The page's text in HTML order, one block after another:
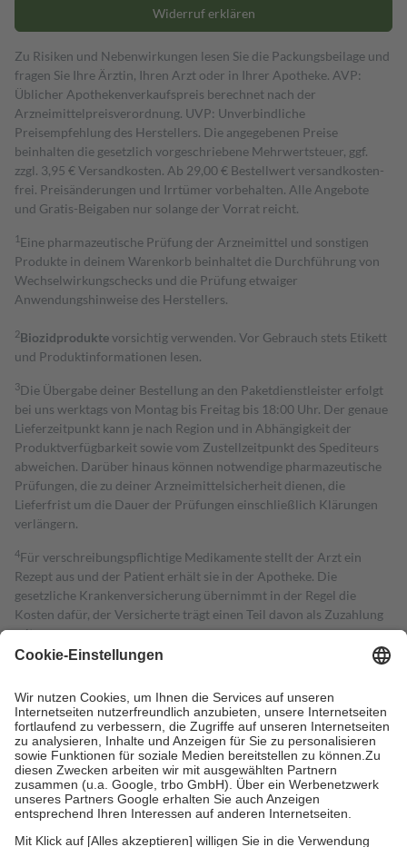
Widerruf erklären
Zu Risiken und Nebenwirkungen lesen Sie die Packungsbeilage und
fragen Sie Ihre Ärztin, Ihren Arzt oder in Ihrer Apotheke. AVP:
Üblicher Apothekenverkaufspreis berechnet nach der
Arzneimittelpreisverordnung. UVP: Unverbindliche
Preisempfehlung des Herstellers. Die angegebenen Preise
beinhalten die gesetzlich vorgeschriebene Mehrwertsteuer, ggf.
zzgl. 3,95 € Versandkosten. Ab 29,00 € Bestell­wert versand­kosten­
frei. Preisänderungen und Irrtümer vorbehalten. Alle Angebote
und Gratis-Beigaben nur solange der Vorrat reicht.
1 Eine pharmazeutische Prüfung der Arzneimittel und sonstigen
Produkte in deinem Warenkorb beinhaltet die Durchführung von
Wechselwirkungschecks und die Prüfung etwaiger
Anwendungshinweise des Herstellers.
2Biozidproduktevorsichtig verwenden. Vor Gebrauch stets Etikett
und Produktinformationen lesen.
3Die Übergabe deiner Bestellung an den Paketdienstleister erfolgt
bei uns werktags von Montag bis Freitag bis 18:00 Uhr. Der genaue
Lieferzeitpunkt kann je nach Region und in Abhängigkeit der
Produktverfügbarkeit sowie vom Zustellzeitpunkt des Spediteurs
abweichen. Darüber hinaus können notwendige pharmazeutische
Prüfungen, die zu deiner Arzneimittelsicherheit dienen, die
Lieferfrist um die Dauer der Prüfungen einschließlich Klärungen
verlängern.
4Für verschreibungspflichtige Medikamente stellt der Arzt ein
Rezept aus und der Patient erhält sie in der Apotheke. Die
gesetzliche Krankenversicherung übernimmt in der Regel die
Kosten dafür, der Versicherte trägt einen Teil davon als Zuzahlung
mit.
Grundsätzlich leisten Mitglieder Zuzahlungen in Höhe von zehn
höchstens zehn Euro.
Es sind jedoch nie mehr als die tatsächlichen
Kosten der Leistung zu entrichten.
Diese Regeln gelten grundsätzlich auch für Online-Apotheken.
Bei Heilmitteln und häuslicher Krankenpflege beträgt die
Zuzahlung zehn Prozent der Kosten sowie zehn Euro je
Verordnung.
Um das Engagement der Versicherten für ihre eigene Gesundheit zu
stärken und die besondere Stellung der Familie zu unterstützen,
fallenkeine Zuzahlungenan bei: